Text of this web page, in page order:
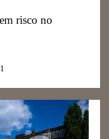
risco no